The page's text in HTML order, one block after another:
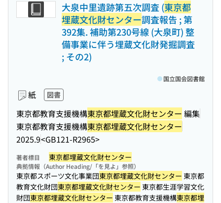
大泉中里遺跡第五次調査 (東京都
埋蔵文化財センター調査報告 ; 第
392集. 補助第230号線 (大泉町) 整
備事業に伴う埋蔵文化財発掘調査
; その2)
紙 図書
東京都教育支援機構東京都埋蔵文化財センター 編集
東京都教育支援機構東京都埋蔵文化財センター
2025.9<GB121-R2965>
国立国会図書館
著者標目 東京都埋蔵文化財センター
典拠情報（Author Heading/「を見よ」参照）
東京都スポーツ文化事業団東京都埋蔵文化財センター 東京都
教育文化財団東京都埋蔵文化財センター 東京都生涯学習文化
財団東京都埋蔵文化財センター 東京都教育支援機構東京都埋